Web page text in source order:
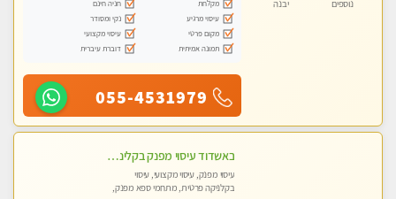
נוספים
יבנה
מקלחת
חניה חינם
עיסוי מרגיע
נקי ומסודר
מקום פרטי
עיסוי מקצועי
תמונה אמיתית
דוברת עיברית
055-4531979
באשדוד עיסוי מפנק בקליניקה פרטית שירות vip לרציניים בלבד! מומלץ!!
עיסוי מפנק, עיסוי מקצועי, עיסוי
בקלניקה פרטית, מתחמי ספא מפנק,